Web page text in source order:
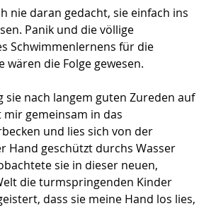
nie daran gedacht, sie einfach ins
Panik und die völlige
Schwimmenlernens für die
wären die Folge gewesen.
sie nach langem guten Zureden auf
gemeinsam in das
und lies sich von der
Hand geschützt durchs Wasser
sie in dieser neuen,
die turmspringenden Kinder
dass sie meine Hand los lies,